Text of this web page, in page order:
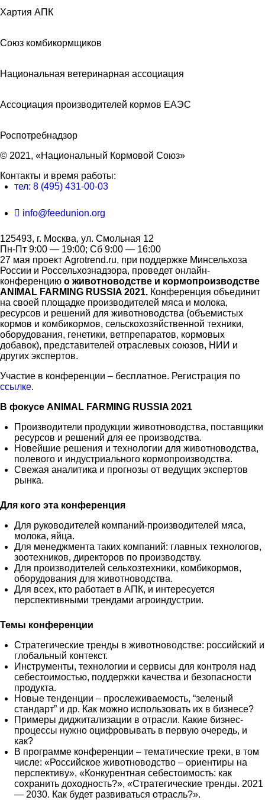
Хартия АПК
Союз комбикормщиков
Национальная ветеринарная ассоциация
Ассоциация производителей кормов ЕАЭС
Роспотребнадзор
© 2021, «Национальный Кормовой Союз»
Контакты и время работы:
тел: 8 (495) 431-00-03
info@feedunion.org
125493, г. Москва, ул. Смольная 12
Пн-Пт 9:00 — 19:00; Сб 9:00 — 16:00
27 мая проект Agrotrend.ru, при поддержке Минсельхоза
России и Россельхознадзора, проведет онлайн-
конференцию о животноводстве и кормопроизводстве
ANIMAL FARMING RUSSIA 2021. Конференция объединит
на своей площадке производителей мяса и молока,
ресурсов и решений для животноводства (объемистых
кормов и комбикормов, сельскохозяйственной техники,
оборудования, генетики, ветпрепаратов, кормовых
добавок), представителей отраслевых союзов, НИИ и
других экспертов.
Участие в конференции – бесплатное. Регистрация по
ссылке.
В фокусе ANIMAL FARMING RUSSIA 2021
Производители продукции животноводства, поставщики
ресурсов и решений для ее производства.
Новейшие решения и технологии для животноводства,
полевого и индустриального кормопроизводства.
Свежая аналитика и прогнозы от ведущих экспертов
рынка.
Для кого эта конференция
Для руководителей компаний-производителей мяса,
молока, яйца.
Для менеджмента таких компаний: главных технологов,
зоотехников, директоров по производству.
Для производителей сельхозтехники, комбикормов,
оборудования для животноводства.
Для всех, кто работает в АПК, и интересуется
перспективными трендами агроиндустрии.
Темы конференции
Стратегические тренды в животноводстве: российский и
глобальный контекст.
Инструменты, технологии и сервисы для контроля над
себестоимостью, поддержки качества и безопасности
продукта.
Новые тенденции – прослеживаемость, “зеленый
стандарт” и др. Как можно использовать их в бизнесе?
Примеры диджитализации в отрасли. Какие бизнес-
процессы нужно оцифровывать в первую очередь, и
как?
В программе конференции – тематические треки, в том
числе: «Российское животноводство – ориентиры на
перспективу», «Конкурентная себестоимость: как
сохранить доходность?», «Стратегические тренды. 2021
— 2030. Как будет развиваться отрасль?».